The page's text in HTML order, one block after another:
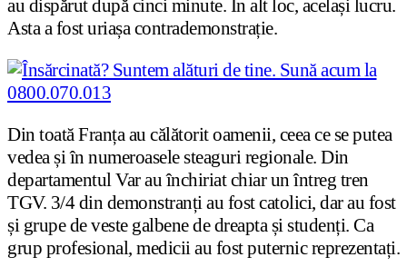
au dispărut după cinci minute. În alt loc, același lucru.
Asta a fost uriașa contrademonstrație.
Din toată Franța au călătorit oamenii, ceea ce se putea
vedea și în numeroasele steaguri regionale. Din
departamentul Var au închiriat chiar un întreg tren
TGV. 3/4 din demonstranți au fost catolici, dar au fost
și grupe de veste galbene de dreapta și studenți. Ca
grup profesional, medicii au fost puternic reprezentați.